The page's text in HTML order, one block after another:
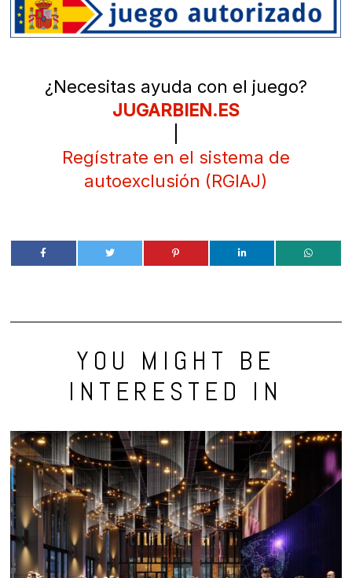
¿Necesitas ayuda con el juego?
JUGARBIEN.ES
Regístrate en el sistema de
autoexclusión (RGIAJ)
YOU MIGHT BE
INTERESTED IN